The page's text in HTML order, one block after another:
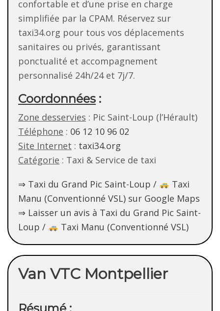
confortable et d’une prise en charge
simplifiée par la CPAM. Réservez sur
taxi34.org pour tous vos déplacements
sanitaires ou privés, garantissant
ponctualité et accompagnement
personnalisé 24h/24 et 7j/7.
Coordonnées :
Zone desservies : Pic Saint-Loup (l’Hérault)
Téléphone : 06 12 10 96 02
Site Internet : taxi34.org
Catégorie : Taxi & Service de taxi
⇒ Taxi du Grand Pic Saint-Loup /
Taxi
Manu (Conventionné VSL) sur Google Maps
⇒ Laisser un avis à Taxi du Grand Pic Saint-
Loup /
Taxi Manu (Conventionné VSL)
Van VTC Montpellier